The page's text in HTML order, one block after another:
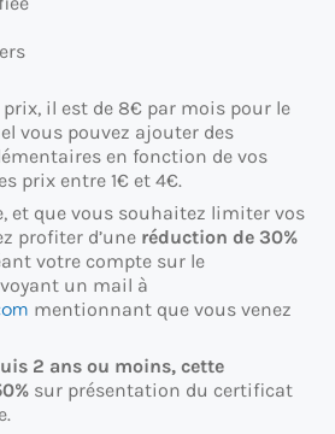
il est de 8€ par mois pour le
vous pouvez ajouter des
en fonction de vos
prix entre 1€ et 4€.
et que vous souhaitez limiter vos
profiter d’une réduction de 30%
votre compte sur le
un mail à
mentionnant que vous venez
2 ans ou moins, cette
sur présentation du certificat